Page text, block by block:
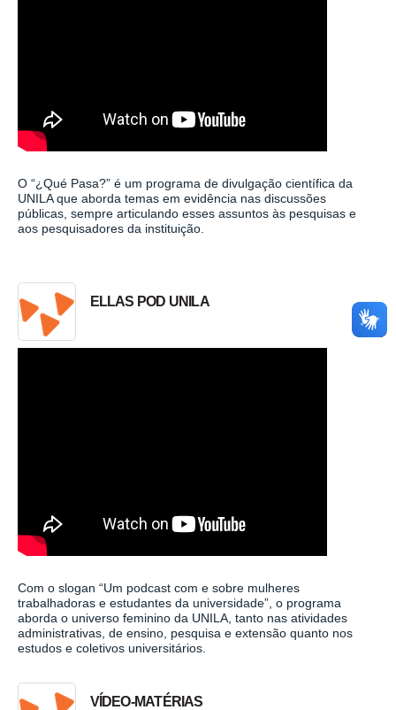
O “¿Qué Pasa?” é um programa de divulgação científica da
UNILA que aborda temas em evidência nas discussões
públicas, sempre articulando esses assuntos às pesquisas e
aos pesquisadores da instituição.
ELLAS POD UNILA
Com o slogan “Um podcast com e sobre mulheres
trabalhadoras e estudantes da universidade”, o programa
aborda o universo feminino da UNILA, tanto nas atividades
administrativas, de ensino, pesquisa e extensão quanto nos
estudos e coletivos universitários.
VÍDEO-MATÉRIAS